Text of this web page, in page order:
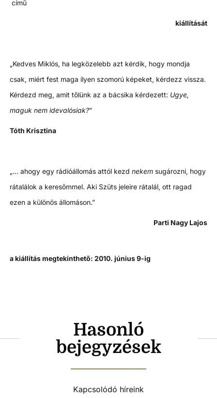
című
kiállítását
„Kedves Miklós, ha legközelebb azt kérdik, hogy mondja
csak, miért fest maga ilyen szomorú képeket, kérdezz vissza.
Kérdezd meg, amit tőlünk az a bácsika kérdezett: Ugye,
maguk nem idevalósiak?”
Tóth Krisztina
„… ahogy egy rádióállomás attól kezd nekem sugározni, hogy
rátalálok a keresőmmel. Aki Szüts jeleire rátalál, ott ragad
ezen a különös állomáson.”
Parti Nagy Lajos
a kiállítás megtekinthető: 2010. június 9-ig
Hasonló
bejegyzések
Kapcsolódó híreink